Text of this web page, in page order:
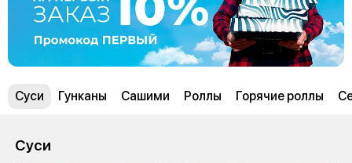
Суси Гунканы Сашими Роллы Горячие роллы
Суси